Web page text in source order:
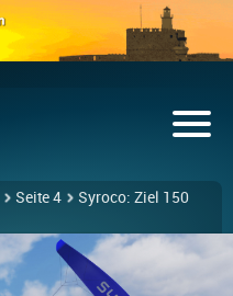
Seite 4
Syroco: Ziel 150